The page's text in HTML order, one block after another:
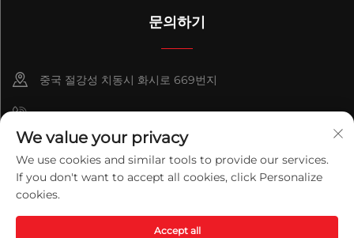
문의하기
중국 절강성 치동시 화시로 669번지
+86-18921656832
+86 15250055262
info@v-mounts.com
Copyright © 2026 Qidong Vision Mounts Manufacturing Co.,Ltd.
We value your privacy
We use cookies and similar tools to provide our services.
If you don't want to accept all cookies, click Personalize
cookies.
Accept all